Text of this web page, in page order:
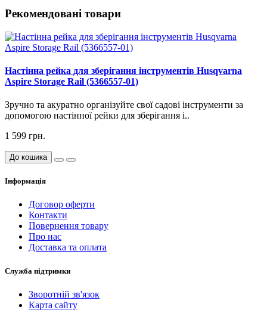
Рекомендовані товари
Настінна рейка для зберігання інструментів Husqvarna
Aspire Storage Rail (5366557-01)
Зручно та акуратно організуйте свої садові інструменти за
допомогою настінної рейки для зберігання і..
1 599 грн.
До кошика
Інформація
Договор оферти
Контакти
Повернення товару
Про нас
Доставка та оплата
Служба підтримки
Зворотній зв'язок
Карта сайту